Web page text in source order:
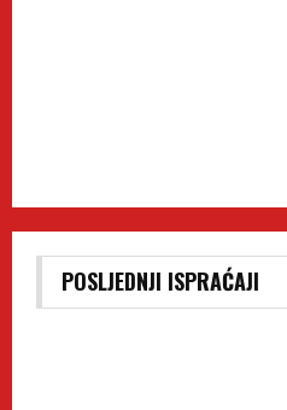
POSLJEDNJI ISPRAĆAJI